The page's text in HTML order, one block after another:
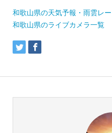
和歌山県の天気予報・雨雲レ
和歌山県のライブカメラ一覧